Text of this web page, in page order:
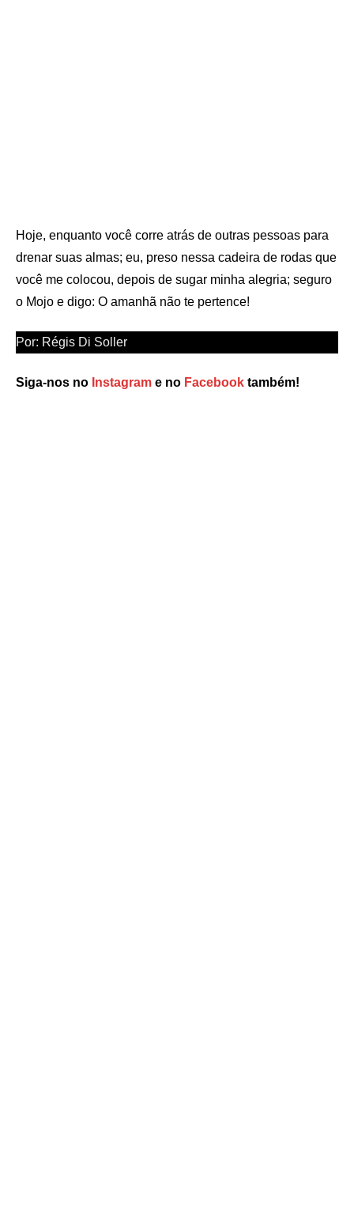
Hoje, enquanto você corre atrás de outras pessoas para
drenar suas almas; eu, preso nessa cadeira de rodas que
você me colocou, depois de sugar minha alegria; seguro
o Mojo e digo: O amanhã não te pertence!
Por: Régis Di Soller
Siga-nos no Instagram e no Facebook também!